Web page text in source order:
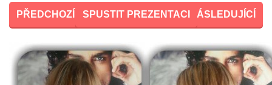
PŘEDCHOZÍ SPUSTIT PREZENTACI NÁSLEDUJÍCÍ